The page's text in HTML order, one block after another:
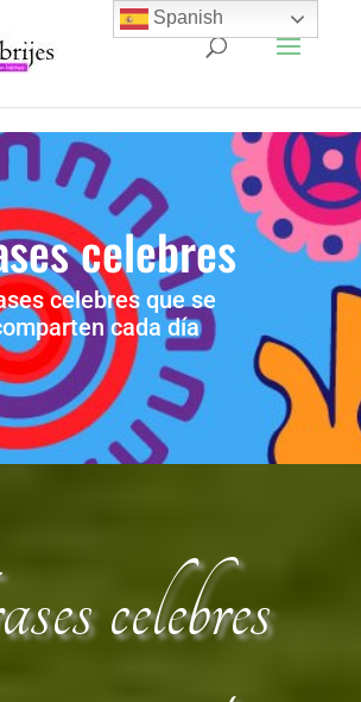
celebres
celebres que se
cada día
celebres
Spanish